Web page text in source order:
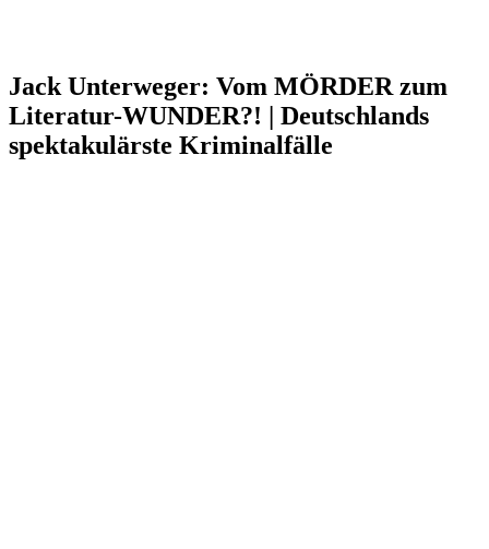
Jack Unterweger: Vom MÖRDER zum
Literatur-WUNDER?! | Deutschlands
spektakulärste Kriminalfälle